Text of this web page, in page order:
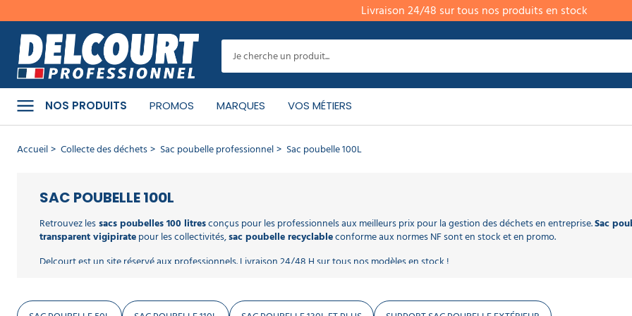
Livraison 24/48 sur tous nos produits en stock
NOS PRODUITS PROMOS MARQUES VOS MÉTIERS
MENU
CATÉGORIES
PRODUITS
NETTOYANTS
MATÉRIEL
DE
NETTOYAGE
HYGIÈNE
DE
Accueil Collecte des déchets Sac poubelle professionnel Sac poubelle 100L
SAC POUBELLE 100L
Retrouvez lessacs poubelles 100 litresconçus pour les professionnels aux meilleurs prix pour la gestion des déchets en entreprise.Sac
transparent vigipiratepour les collectivités,sac poubelle recyclableconforme aux normes NF sont en stock et en promo.
Delcourt est un site réservé aux professionnels. Livraison 24/48 H sur tous nos modèles en stock !
grands volumes de déchets solides et lourds, avec des dimensions courantes d'environ 80 x 110 cm, parfaites pour les poubelles de grande